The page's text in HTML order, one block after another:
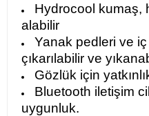
Hydrocool kumaş,
alabilir
Yanak pedleri ve
çıkarılabilir ve
Gözlük için
Bluetooth iletişim
uygunluk.